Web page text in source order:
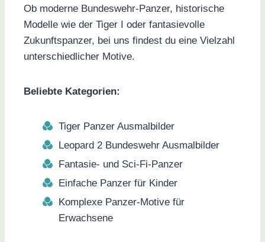
Ob moderne Bundeswehr-Panzer, historische
Modelle wie der Tiger I oder fantasievolle
Zukunftspanzer, bei uns findest du eine Vielzahl
unterschiedlicher Motive.
Beliebte Kategorien:
Tiger Panzer Ausmalbilder
Leopard 2 Bundeswehr Ausmalbilder
Fantasie- und Sci-Fi-Panzer
Einfache Panzer für Kinder
Komplexe Panzer-Motive für
Erwachsene